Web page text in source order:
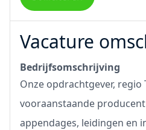
Vacature
Bedrijfsomschrijving
Onze opdrachtgever, regio
vooraanstaande
appendages, leidingen en